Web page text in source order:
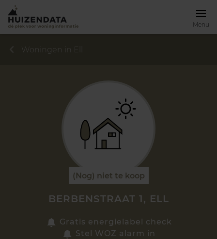
Menu
Zoek een woning
Woningen in Ell
(Nog) niet te koop
BERBENSTRAAT 1, ELL
Gratis energielabel check
Stel WOZ alarm in